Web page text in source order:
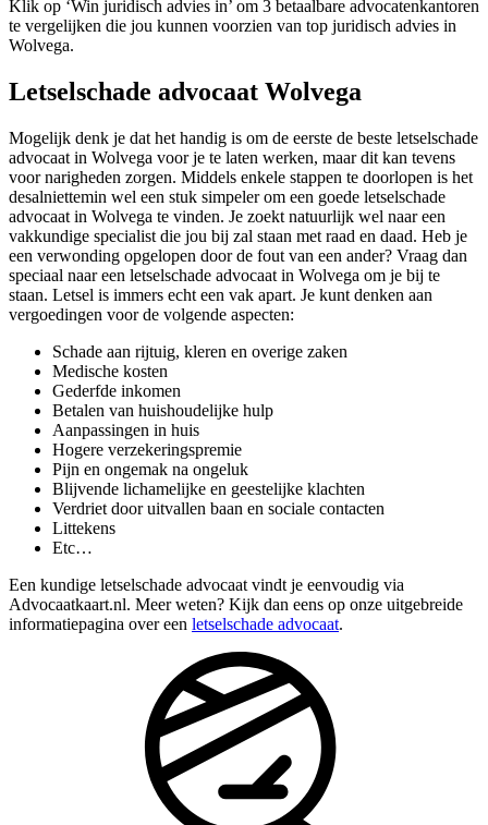
Klik op ‘Win juridisch advies in’ om 3 betaalbare advocatenkantoren
te vergelijken die jou kunnen voorzien van top juridisch advies in
Wolvega.
Letselschade advocaat Wolvega
Mogelijk denk je dat het handig is om de eerste de beste letselschade
advocaat in Wolvega voor je te laten werken, maar dit kan tevens
voor narigheden zorgen. Middels enkele stappen te doorlopen is het
desalniettemin wel een stuk simpeler om een goede letselschade
advocaat in Wolvega te vinden. Je zoekt natuurlijk wel naar een
vakkundige specialist die jou bij zal staan met raad en daad. Heb je
een verwonding opgelopen door de fout van een ander? Vraag dan
speciaal naar een letselschade advocaat in Wolvega om je bij te
staan. Letsel is immers echt een vak apart. Je kunt denken aan
vergoedingen voor de volgende aspecten:
Schade aan rijtuig, kleren en overige zaken
Medische kosten
Gederfde inkomen
Betalen van huishoudelijke hulp
Aanpassingen in huis
Hogere verzekeringspremie
Pijn en ongemak na ongeluk
Blijvende lichamelijke en geestelijke klachten
Verdriet door uitvallen baan en sociale contacten
Littekens
Etc…
Een kundige letselschade advocaat vindt je eenvoudig via
Advocaatkaart.nl. Meer weten? Kijk dan eens op onze uitgebreide
informatiepagina over een letselschade advocaat.